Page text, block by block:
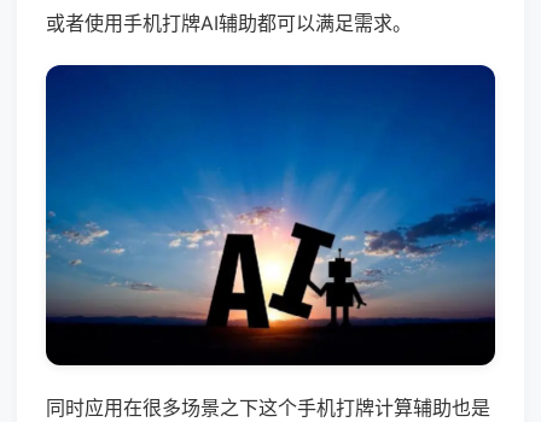
或者使用手机打牌AI辅助都可以满足需求。
同时应用在很多场景之下这个手机打牌计算辅助也是